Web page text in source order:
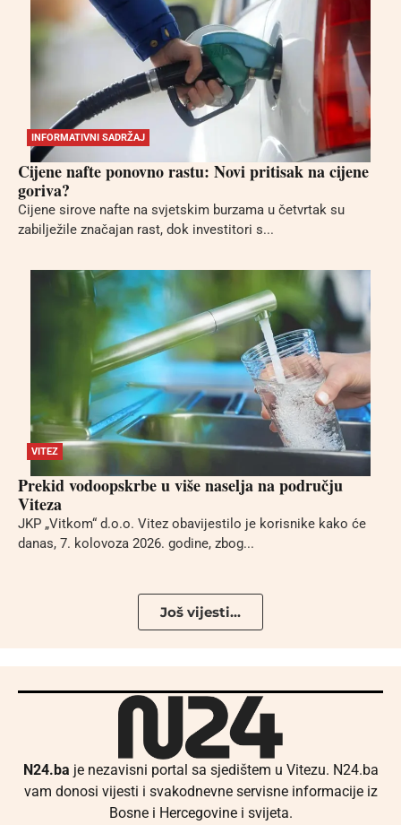
INFORMATIVNI SADRŽAJ
Cijene nafte ponovno rastu: Novi pritisak na cijene
goriva?
Cijene sirove nafte na svjetskim burzama u četvrtak su
zabilježile značajan rast, dok investitori s...
VITEZ
Prekid vodoopskrbe u više naselja na području
Viteza
JKP „Vitkom“ d.o.o. Vitez obavijestilo je korisnike kako će
danas, 7. kolovoza 2026. godine, zbog...
Još vijesti...
N24.ba je nezavisni portal sa sjedištem u Vitezu. N24.ba
vam donosi vijesti i svakodnevne servisne informacije iz
Bosne i Hercegovine i svijeta.